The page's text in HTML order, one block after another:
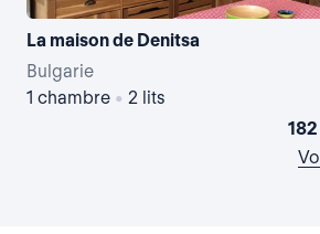
La maison de Denitsa
Bulgarie
1 chambre • 2 lits